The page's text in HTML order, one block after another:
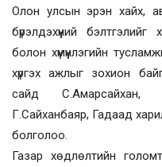
Олон улсын эрэн хайх,
бүрэлдэхүүний
болон хүмүүнлэгийн
хүргэх ажлыг зохион
сайд С.Амарсайхан,
Г.Сайханбаяр, Гадаад
болголоо.
Газар хөдлөлтийн